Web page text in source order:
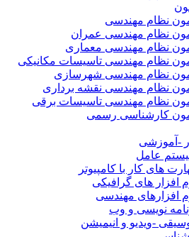
نظام مهندسی
نظام مهندسی عمران
نظام مهندسی معماری
نظام مهندسی تاسیسات مکانیکی
نظام مهندسی شهرسازی
نظام مهندسی نقشه برداری
نظام مهندسی تاسیسات برقی
کارشناسی رسمی
-آموزشی
عامل
های کار با کامپیوتر
افزار های گرافیکی
افزارهای مهندسی
نویسی و وب
-ویدیو و انیمیشن